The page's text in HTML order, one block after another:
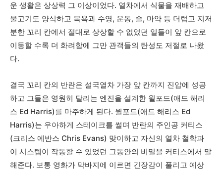
운 생활은 상상력 그 이상이었다. 열차에서 식물을 재배하고
물고기도 양식하고 목욕과 수영, 운동, 술, 마약 등 더럽고 지저
분한 꼬리 칸에서 절대로 상상할 수 없었던 일들이 앞 칸으로
이동할 수록 더 화려함에 그만 관객들의 탄성도 저절로 나왔
다.
결국 꼬리 칸의 반란은 설국열차 가장 앞 칸까지 진압에 성공
하고 그들은 영원히 달리는 엔진을 설계한 윌포드(애드 해리
스 Ed Harris)를 마주하게 된다. 윌포드(애드 해리스 Ed
Harris)는 우아하게 스테이크를 썰며 반란의 주인공 커티스
(크리스 에반스 Chris Evans) 맞이하고 자신의 열차 철학과
이 시스템이 작동할 수 있었던 그동안의 비밀을 커티스에서 말
해준다. 보통 영화가 막바지에 이르면 긴장감이 풀리고 예상